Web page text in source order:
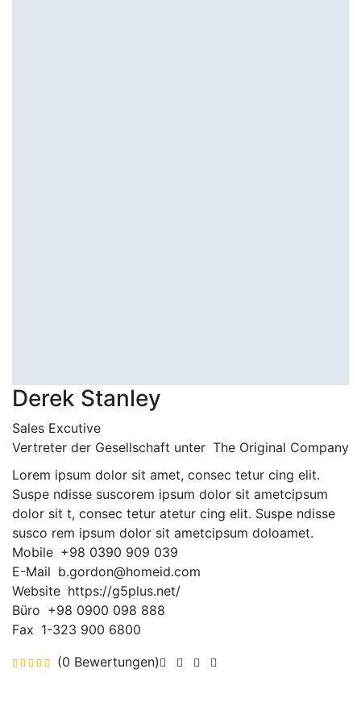
Derek Stanley
Sales Excutive
Vertreter der Gesellschaft unter The Original Company
Lorem ipsum dolor sit amet, consec tetur cing elit.
Suspe ndisse suscorem ipsum dolor sit ametcipsum
dolor sit t, consec tetur atetur cing elit. Suspe ndisse
susco rem ipsum dolor sit ametcipsum doloamet.
Mobile +98 0390 909 039
E-Mail b.gordon@homeid.com
Website https://g5plus.net/
Büro +98 0900 098 888
Fax 1-323 900 6800
(0 Bewertungen)